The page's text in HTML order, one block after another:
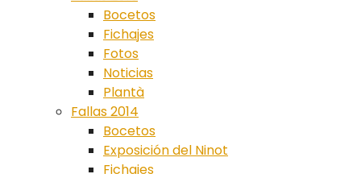
Bocetos
Fichajes
Fotos
Noticias
Plantà
Fallas 2014
Bocetos
Exposición del Ninot
Fichajes